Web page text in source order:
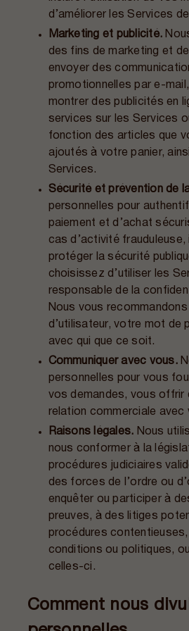
d’améliorer les Services
Marketing et publicité.
des fins de marketing et
envoyer des
promotionnelles par e-
montrer des publicités en
services sur les Services
fonction des articles que
ajoutés à votre panier,
Services.
Sécurité et prévention de
personnelles pour
paiement et d’achat
cas d’activité frauduleuse,
protéger la sécurité
choisissez d’utiliser les
responsable de la
Nous vous
d’utilisateur, votre mot de
avec qui que ce soit.
Communiquer avec vous.
personnelles pour vous
vos demandes, vous
relation commerciale avec
Raisons légales. Nous
nous conformer à la
procédures judiciaires
des forces de l’ordre ou
enquêter ou participer à
preuves, à des litiges
procédures
conditions ou politiques,
celles-ci.
Comment nous